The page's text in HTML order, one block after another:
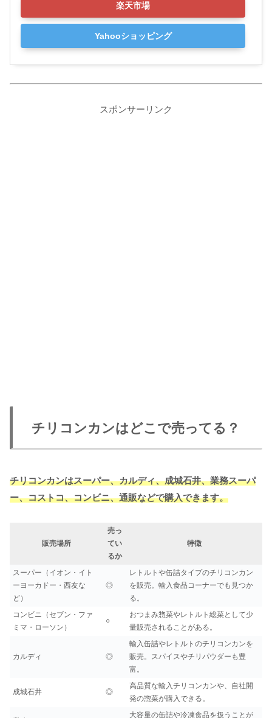
楽天市場
Yahooショッピング
スポンサーリンク
チリコンカンはどこで売ってる？
チリコンカンはスーパー、カルディ、成城石井、業務スーパ
ー、コストコ、コンビニ、通販などで購入できます。
販売場所
売っ
てい
るか
特徴
スーパー（イオン・イト
ーヨーカドー・西友な
ど）
◎
レトルトや缶詰タイプのチリコンカン
を販売。輸入食品コーナーでも見つか
る。
コンビニ（セブン・ファ
ミマ・ローソン）
○
おつまみ惣菜やレトルト総菜として少
量販売されることがある。
カルディ ◎
輸入缶詰やレトルトのチリコンカンを
販売。スパイスやチリパウダーも豊
富。
成城石井 ◎
高品質な輸入チリコンカンや、自社開
発の惣菜が購入できる。
大容量の缶詰や冷凍食品を扱うことが